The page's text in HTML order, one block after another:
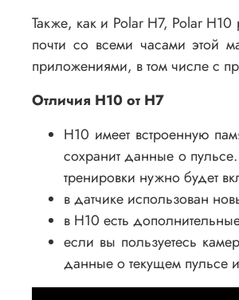
Также, как и Polar H7, Polar
почти со всеми часами этой
приложениями, в том числе с
Отличия H10 от H7
H10 имеет встроенную
сохранит данные о
тренировки нужно будет
в датчике использован
в H10 есть
если вы пользуетесь
данные о текущем пульсе